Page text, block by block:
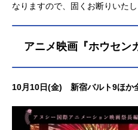
なりますので、固くお断りいたし
アニメ映画『ホウセン
10月10日(金) 新宿バルト9ほか